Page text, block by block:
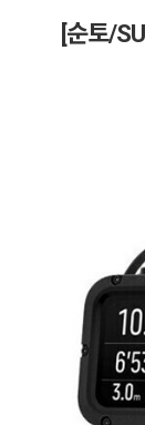
[순토/